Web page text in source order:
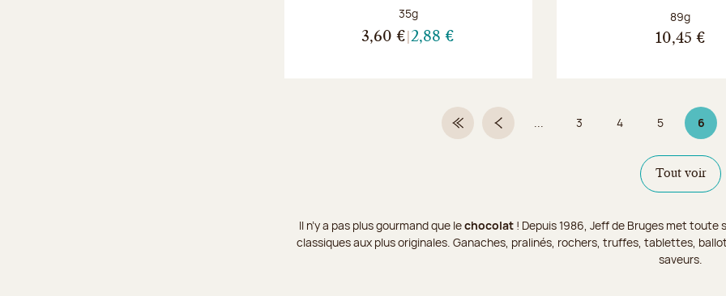
Poids net :
35g
3,60 € 2,88 €
Poids net :
89g
10,45 €
Première pagePage précédente
... Page
3 Page
4 Page
5 6Page
Tout voir
Il n’y a pas plus gourmand que lechocolat! Depuis 1986, Jeff de Bruges met toute
classiques aux plus originales. Ganaches, pralinés, rochers, truffes, tablettes,
saveurs.